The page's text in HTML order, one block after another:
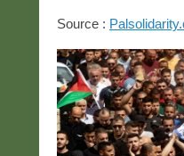
Source :